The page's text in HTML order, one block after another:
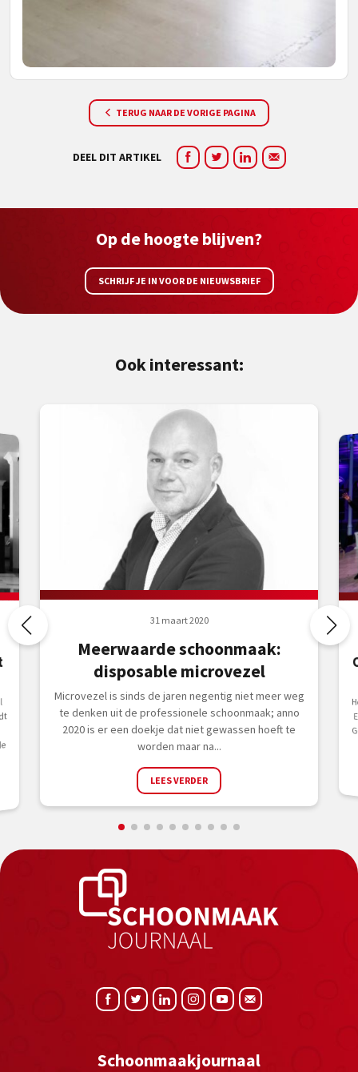
TERUG NAAR DE VORIGE PAGINA
DEEL DIT ARTIKEL
Op de hoogte blijven?
SCHRIJF JE IN VOOR DE NIEUWSBRIEF
Ook interessant:
31 maart 2020
Meerwaarde schoonmaak:
disposable microvezel
Microvezel is sinds de jaren negentig niet meer weg
te denken uit de professionele schoonmaak; anno
2020 is er een doekje dat niet gewassen hoeft te
worden maar na...
LEES VERDER
Schoonmaakjournaal